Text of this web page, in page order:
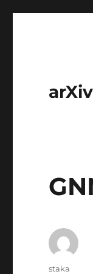
投
staka